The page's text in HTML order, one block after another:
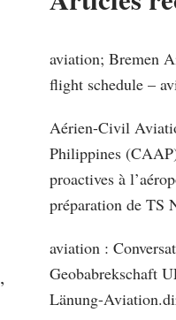
aviation; Bremen
flight schedule –
Aérien-Civil
Philippines
proactives à
préparation de TS
aviation :
Geobabrekschaft
Länung-